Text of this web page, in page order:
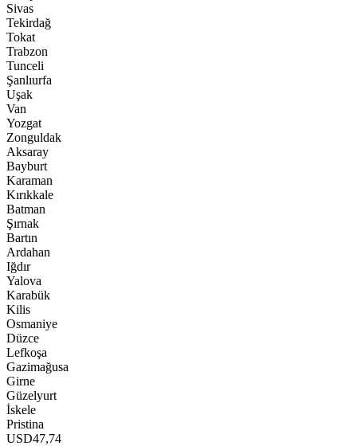
Sivas
Tekirdağ
Tokat
Trabzon
Tunceli
Şanlıurfa
Uşak
Van
Yozgat
Zonguldak
Aksaray
Bayburt
Karaman
Kırıkkale
Batman
Şırnak
Bartın
Ardahan
Iğdır
Yalova
Karabük
Kilis
Osmaniye
Düzce
Lefkoşa
Gazimağusa
Girne
Güzelyurt
İskele
Pristina
USD47,74